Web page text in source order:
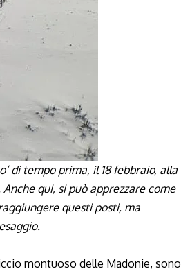
di tempo prima, il 18 febbraio, alla
qui, si può apprezzare come
questi posti, ma
montuoso delle Madonie, sono